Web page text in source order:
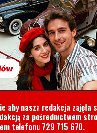
aby nasza redakcja zajęła
za pośrednictwem
telefonu 729 715 670.